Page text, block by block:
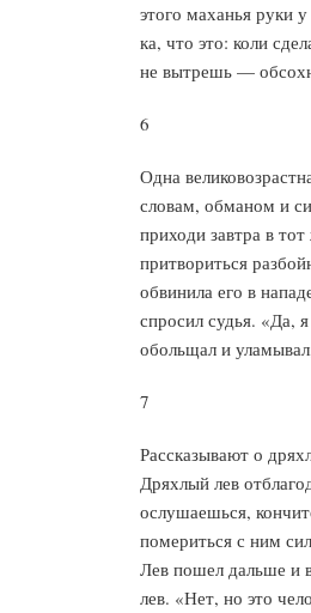
этого маханья руки
ка, что это: коли
не вытрешь —
6
Одна
словам, обманом и
приходи завтра в
притвориться
обвинила его в
спросил судья. «Да,
обольщал и
7
Рассказывают о
Дряхлый лев
ослушаешься,
помериться с ним
Лев пошел дальше и
лев. «Нет, но это